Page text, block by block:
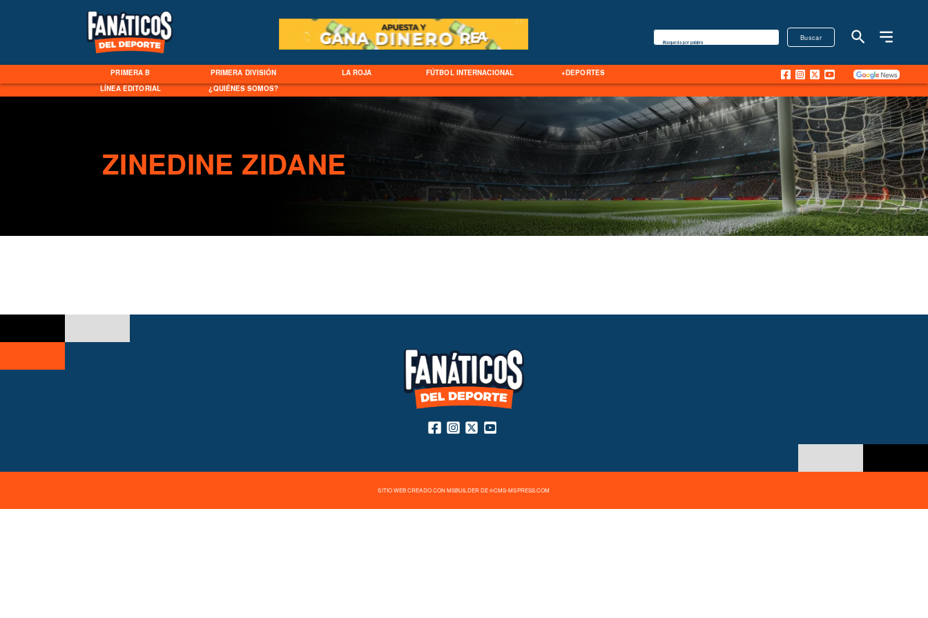
PRIMERA B PRIMERA DIVISIÓN LA ROJA FÚTBOL INTERNACIONAL
+DEPORTES
LÍNEA EDITORIAL
¿QUIÉNES SOMOS?
Buscar
Búsqueda por palabra
ZINEDINE ZIDANE
SITIO WEB CREADO CON MSBUILDER DE ®CMS-MSPRESS.COM